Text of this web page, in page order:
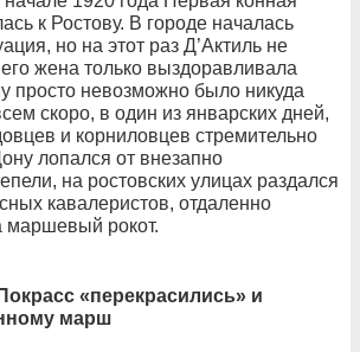
к Ростову. В городе началась
но на этот раз Д’Актиль не
жена только выздоравливала
просто невозможно было никуда
скоро, в один из январских дней,
и корниловцев стремительно
лопался от внезапно
на ростовских улицах раздался
кавалеристов, отдаленно
рокот.
«перекрасились» и
марш